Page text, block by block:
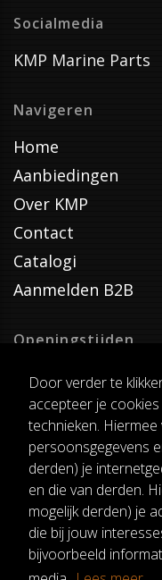
Door verder te
accepteer je
technieken.
persoonsgegevens
derden) je
en die van derden.
mogelijk derden) je
die bij jouw
bijvoorbeeld
Socialmedia
KMP Marine Parts
Navigeren
Home
Aanbiedingen
Over KMP
Contact
Catalogi
Aanmelden B2B
Openingstijden
Dinsdag T/M Zaterdag
van 8:00-17:00
Verzenddagen
Dinsdag T/M Vrijdag
Pauze
12:30-13:00